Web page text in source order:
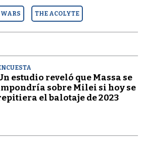
THE ACOLYTE
estudio reveló que Massa se
sobre Milei si hoy se
el balotaje de 2023